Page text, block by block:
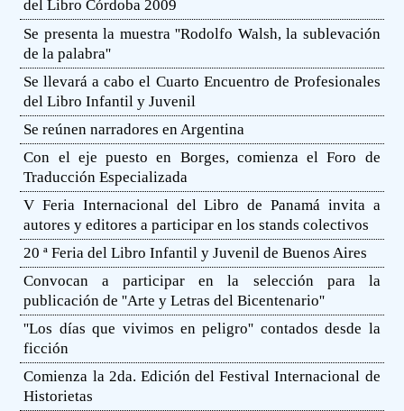
del Libro Córdoba 2009
Se presenta la muestra ''Rodolfo Walsh, la sublevación
de la palabra''
Se llevará a cabo el Cuarto Encuentro de Profesionales
del Libro Infantil y Juvenil
Se reúnen narradores en Argentina
Con el eje puesto en Borges, comienza el Foro de
Traducción Especializada
V Feria Internacional del Libro de Panamá invita a
autores y editores a participar en los stands colectivos
20 ª Feria del Libro Infantil y Juvenil de Buenos Aires
Convocan a participar en la selección para la
publicación de ''Arte y Letras del Bicentenario''
''Los días que vivimos en peligro'' contados desde la
ficción
Comienza la 2da. Edición del Festival Internacional de
Historietas